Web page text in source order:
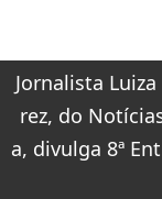
Jornalista
rez, do
a, divulga 8ª